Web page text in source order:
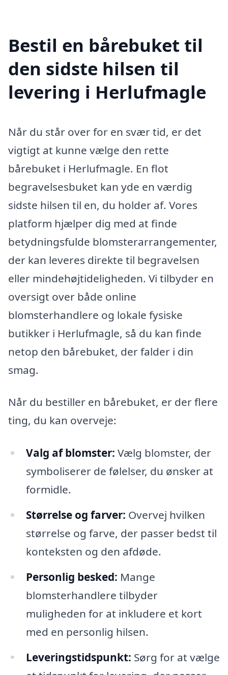
Bestil en bårebuket til
den sidste hilsen til
levering i Herlufmagle
Når du står over for en svær tid, er det
vigtigt at kunne vælge den rette
bårebuket i Herlufmagle. En flot
begravelsesbuket kan yde en værdig
sidste hilsen til en, du holder af. Vores
platform hjælper dig med at finde
betydningsfulde blomsterarrangementer,
der kan leveres direkte til begravelsen
eller mindehøjtideligheden. Vi tilbyder en
oversigt over både online
blomsterhandlere og lokale fysiske
butikker i Herlufmagle, så du kan finde
netop den bårebuket, der falder i din
smag.
Når du bestiller en bårebuket, er der flere
ting, du kan overveje:
Valg af blomster: Vælg blomster, der
symboliserer de følelser, du ønsker at
formidle.
Størrelse og farver: Overvej hvilken
størrelse og farve, der passer bedst til
konteksten og den afdøde.
Personlig besked: Mange
blomsterhandlere tilbyder
muligheden for at inkludere et kort
med en personlig hilsen.
Leveringstidspunkt: Sørg for at vælge